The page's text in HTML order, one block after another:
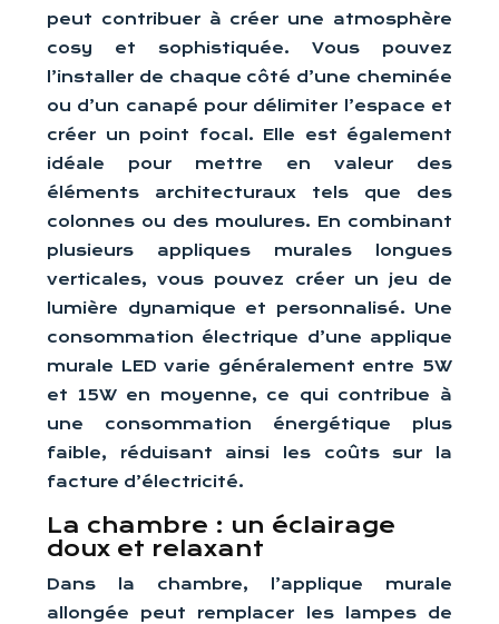
peut contribuer à créer une atmosphère
cosy et sophistiquée. Vous pouvez
l’installer de chaque côté d’une cheminée
ou d’un canapé pour délimiter l’espace et
créer un point focal. Elle est également
idéale pour mettre en valeur des
éléments architecturaux tels que des
colonnes ou des moulures. En combinant
plusieurs appliques murales longues
verticales, vous pouvez créer un jeu de
lumière dynamique et personnalisé. Une
consommation électrique d’une applique
murale LED varie généralement entre 5W
et 15W en moyenne, ce qui contribue à
une consommation énergétique plus
faible, réduisant ainsi les coûts sur la
facture d’électricité.
La chambre : un éclairage
doux et relaxant
Dans la chambre, l’applique murale
allongée peut remplacer les lampes de